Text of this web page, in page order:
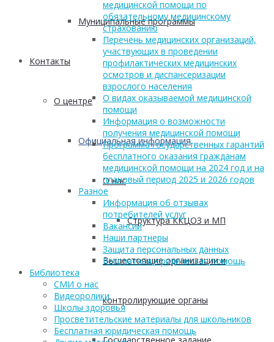
Муниципальные программы
Контакты
О центре
Официальная информация
О нас
Структура ККЦОЗ и МП
Вышестоящие организации и
контролирующие органы
медицинской помощи по
обязательному медицинскому
страхованию
Перечень медицинских организаций,
участвующих в проведении
профилактических медицинских
осмотров и диспансеризации
взрослого населения
О видах оказываемой медицинской
помощи
Информация о возможности
получения медицинской помощи
Программа государственных гарантий
бесплатного оказания гражданам
медицинской помощи на 2024 год и на
плановый период 2025 и 2026 годов
Разное
Информация об отзывах
потребителей услуг
Вакансии
Наши партнеры
Защита персональных данных
Бесплатная юридическая помощь
Библиотека
СМИ о нас
Видеоролики
Школы здоровья
Просветительские материалы для школьников
Бесплатная юридическая помощь